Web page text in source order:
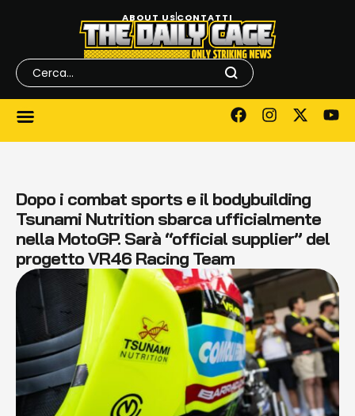
ABOUT USCONTATTI
Dopo i combat sports e il bodybuilding
Tsunami Nutrition sbarca ufficialmente
nella MotoGP. Sarà “official supplier” del
progetto VR46 Racing Team